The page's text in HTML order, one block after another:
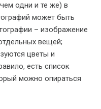
одни и те же) в
может быть
– изображение
вещей;
цветы и
есть список
можно опираться